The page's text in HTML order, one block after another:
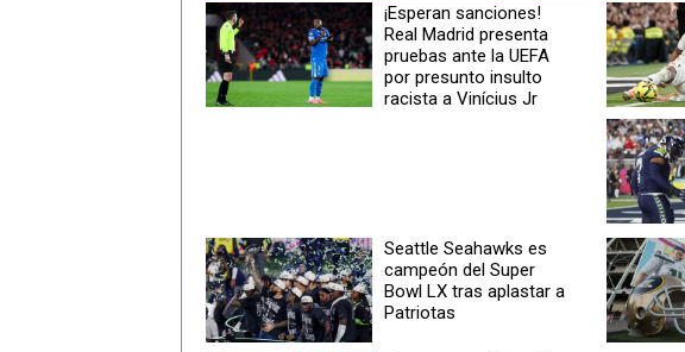
¡Esperan sanciones!
Real Madrid presenta
pruebas ante la UEFA
por presunto insulto
racista a Vinícius Jr
Seattle Seahawks es
campeón del Super
Bowl LX tras aplastar a
Patriotas